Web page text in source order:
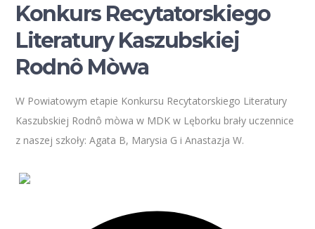
Konkurs Recytatorskiego
Literatury Kaszubskiej
Rodnô Mòwa
W Powiatowym etapie Konkursu Recytatorskiego Literatury
Kaszubskiej Rodnô mòwa w MDK w Lęborku brały uczennice
z naszej szkoły: Agata B, Marysia G i Anastazja W.